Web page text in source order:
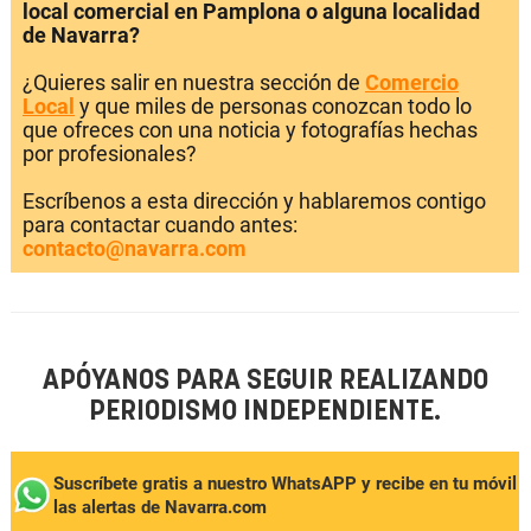
local comercial en Pamplona o alguna localidad
de Navarra?
¿Quieres salir en nuestra sección de Comercio
Local y que miles de personas conozcan todo lo
que ofreces con una noticia y fotografías hechas
por profesionales?
Escríbenos a esta dirección y hablaremos contigo
para contactar cuando antes:
contacto@navarra.com
APÓYANOS PARA SEGUIR REALIZANDO
PERIODISMO INDEPENDIENTE.
Suscríbete gratis a nuestro WhatsAPP y recibe en tu móvil
las alertas de Navarra.com